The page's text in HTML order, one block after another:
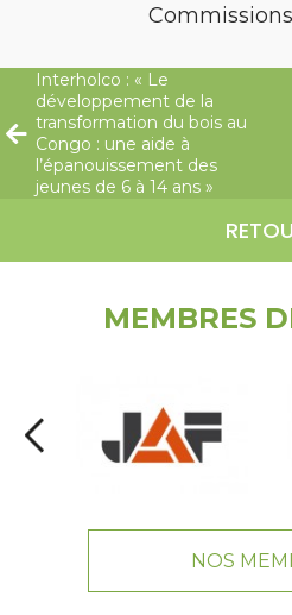
Interholco : « Le
développement de la
transformation du bois au
Congo : une aide à
l’épanouissement des
jeunes de 6 à 14 ans »
MEMBRES
NOS